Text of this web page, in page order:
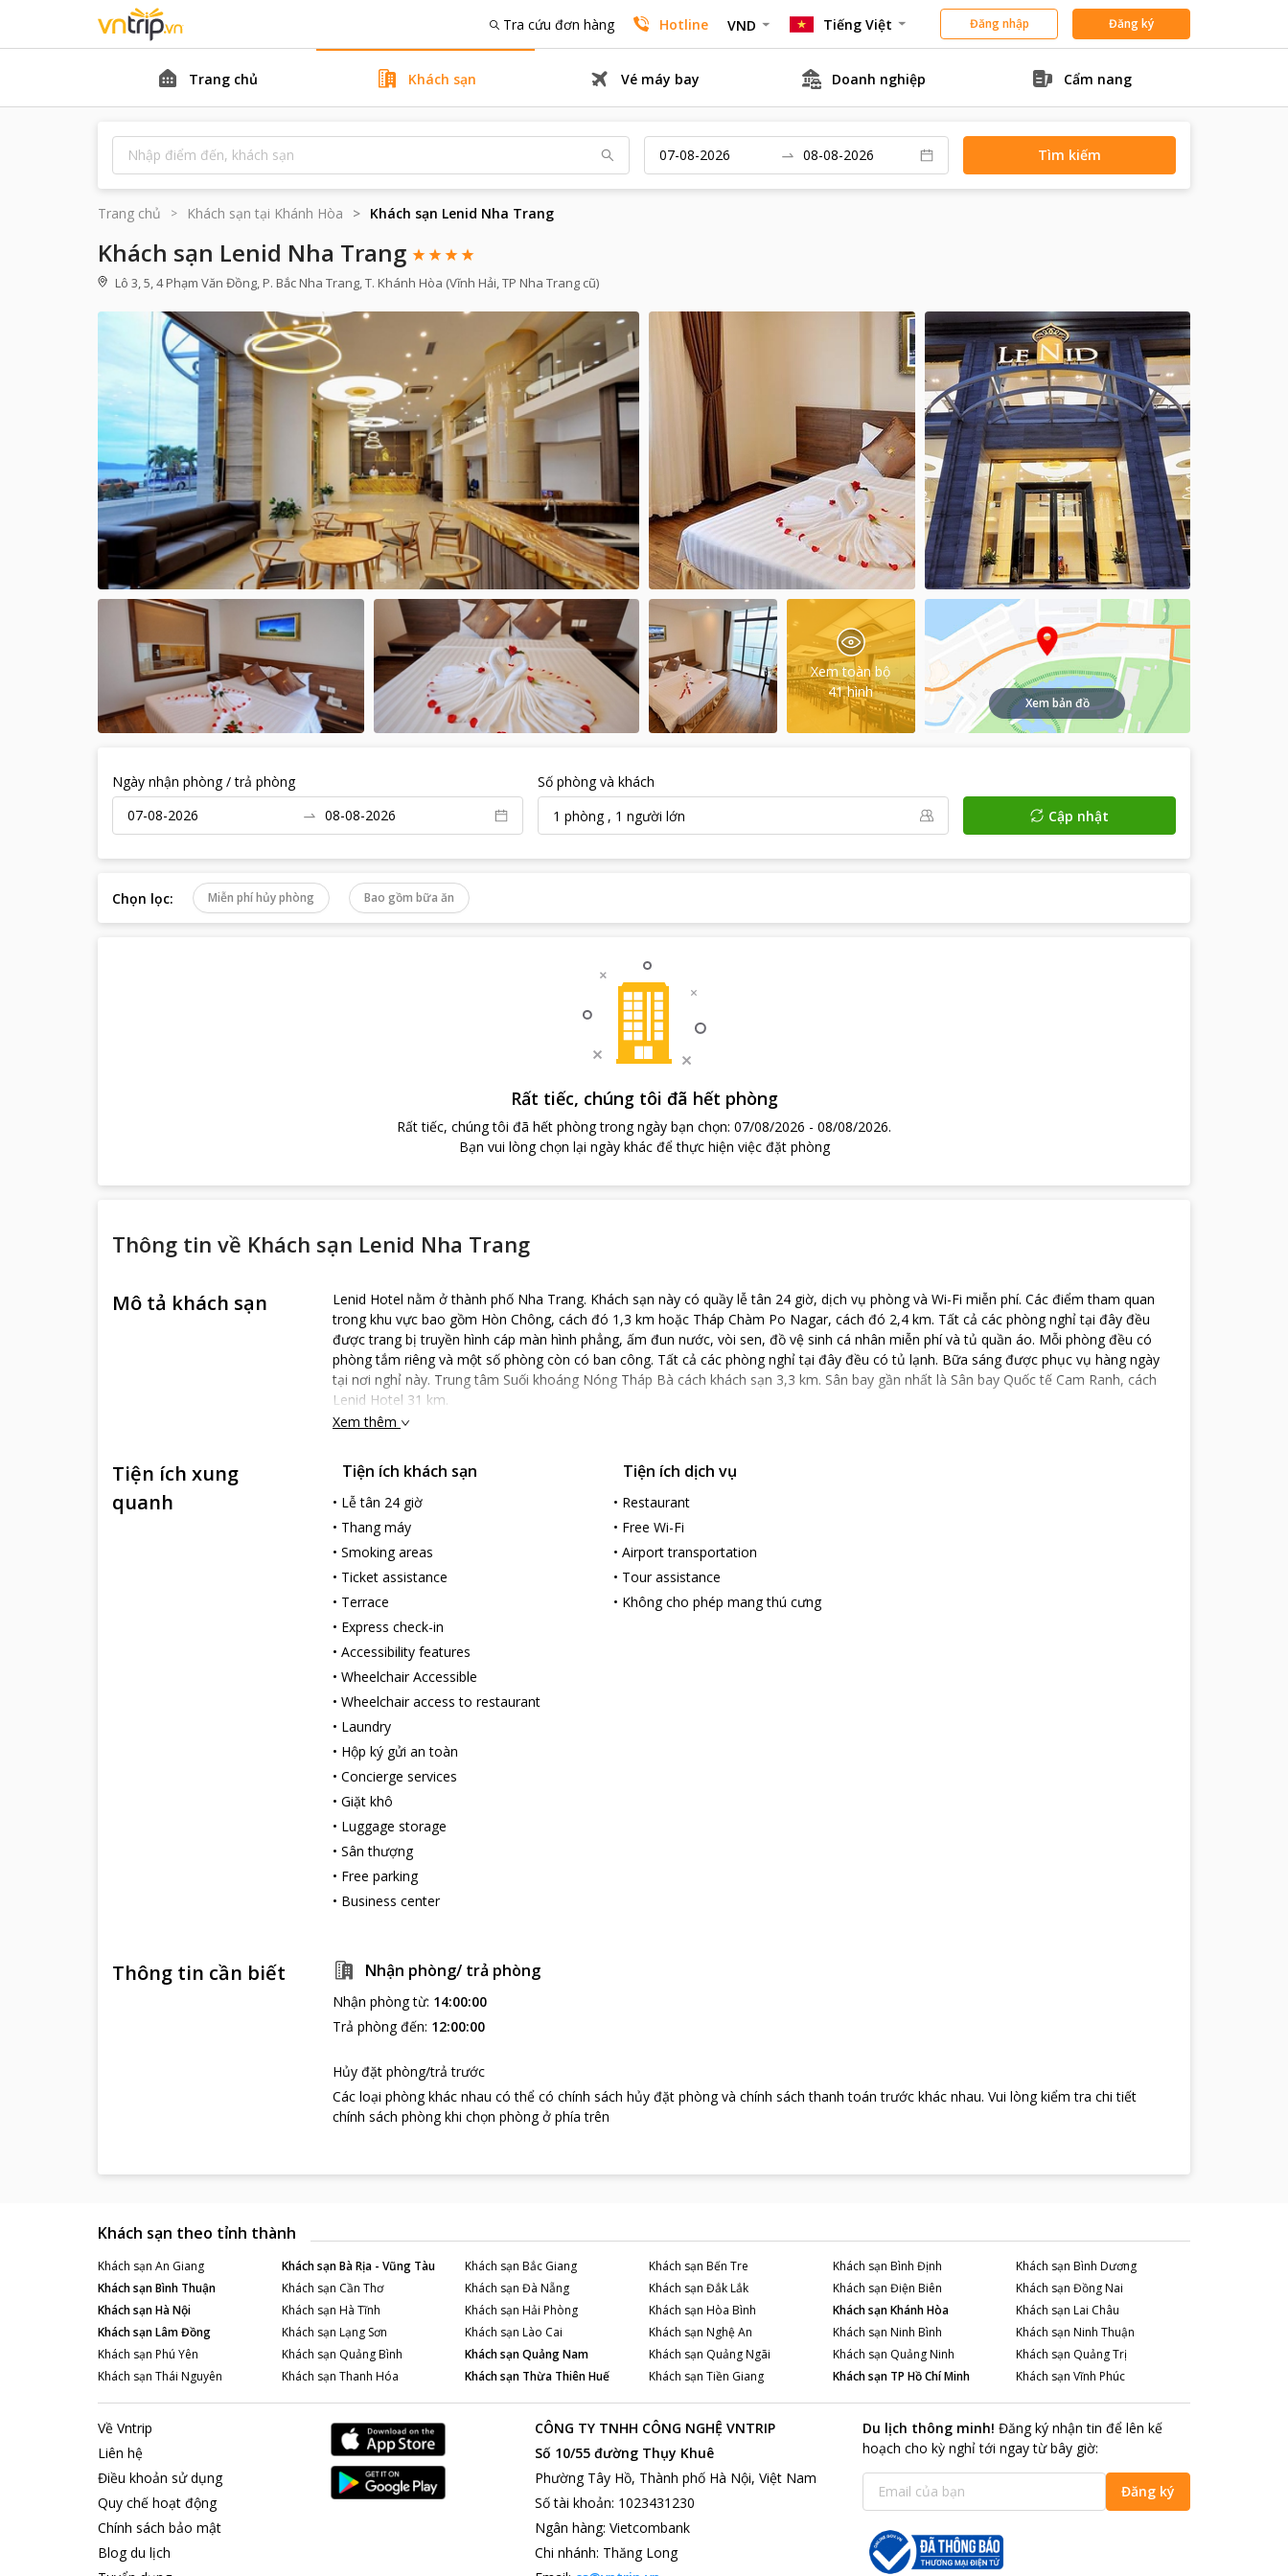
Tra cứu đơn hàng Hotline VND Tiếng Việt Đăng nhập Đăng ký
Trang chủ Khách sạn Vé máy bay Doanh nghiệp Cẩm nang
Tìm kiếm
Trang chủ Khách sạn tại Khánh Hòa Khách sạn Lenid Nha Trang
Khách sạn Lenid Nha Trang
Lô 3, 5, 4 Phạm Văn Đồng, P. Bắc Nha Trang, T. Khánh Hòa (Vĩnh Hải, TP Nha Trang cũ)
Xem toàn bộ
41 hình
Xem bản đồ
Ngày nhận phòng / trả phòng
Số phòng và khách
1 phòng, 1 người lớn Cập nhật
Chọn lọc: Miễn phí hủy phòng Bao gồm bữa ăn
Rất tiếc, chúng tôi đã hết phòng
Rất tiếc, chúng tôi đã hết phòng trong ngày bạn chọn: 07/08/2026 - 08/08/2026.
Bạn vui lòng chọn lại ngày khác để thực hiện việc đặt phòng
Thông tin về Khách sạn Lenid Nha Trang
Mô tả khách sạn
Lenid Hotel nằm ở thành phố Nha Trang. Khách sạn này có quầy lễ tân 24 giờ, dịch vụ phòng và Wi-Fi miễn phí. Các điểm tham quan
trong khu vực bao gồm Hòn Chông, cách đó 1,3 km hoặc Tháp Chàm Po Nagar, cách đó 2,4 km. Tất cả các phòng nghỉ tại đây đều
được trang bị truyền hình cáp màn hình phẳng, ấm đun nước, vòi sen, đồ vệ sinh cá nhân miễn phí và tủ quần áo. Mỗi phòng đều có
phòng tắm riêng và một số phòng còn có ban công. Tất cả các phòng nghỉ tại đây đều có tủ lạnh. Bữa sáng được phục vụ hàng ngày
tại nơi nghỉ này. Trung tâm Suối khoáng Nóng Tháp Bà cách khách sạn 3,3 km. Sân bay gần nhất là Sân bay Quốc tế Cam Ranh, cách
Lenid Hotel 31 km.
Xem thêm
Tiện ích xung
quanh
Tiện ích khách sạn
• Lễ tân 24 giờ
• Thang máy
• Smoking areas
• Ticket assistance
• Terrace
• Express check-in
• Accessibility features
• Wheelchair Accessible
• Wheelchair access to restaurant
• Laundry
• Hộp ký gửi an toàn
• Concierge services
• Giặt khô
• Luggage storage
• Sân thượng
• Free parking
• Business center
Tiện ích dịch vụ
• Restaurant
• Free Wi-Fi
•Airport transportation
• Tour assistance
• Không cho phép mang thú cưng
Thông tin cần biết Nhận phòng/ trả phòng
Nhận phòng từ: 14:00:00
Trả phòng đến: 12:00:00
Hủy đặt phòng/trả trước
Các loại phòng khác nhau có thể có chính sách hủy đặt phòng và chính sách thanh toán trước khác nhau. Vui lòng kiểm tra chi tiết
chính sách phòng khi chọn phòng ở phía trên
Khách sạn theo tỉnh thành
Khách sạn An Giang Khách sạnBà Rịa - Vũng Tàu Khách sạn Bắc Giang Khách sạn Bến Tre Khách sạn Bình Định Khách sạn Bình Dương
Khách sạnBình Thuận Khách sạn Cần Thơ Khách sạn Đà Nẵng Khách sạn Đắk Lắk Khách sạn Điện Biên Khách sạn Đồng Nai
Khách sạnHà Nội Khách sạn Hà Tĩnh Khách sạn Hải Phòng Khách sạn Hòa Bình Khách sạnKhánh Hòa Khách sạn Lai Châu
Khách sạnLâm Đồng Khách sạn Lạng Sơn Khách sạn Lào Cai Khách sạn Nghệ An Khách sạn Ninh Bình Khách sạn Ninh Thuận
Khách sạn Phú Yên Khách sạn Quảng Bình Khách sạnQuảng Nam Khách sạn Quảng Ngãi Khách sạn Quảng Ninh Khách sạn Quảng Trị
Khách sạn Thái Nguyên Khách sạn Thanh Hóa Khách sạn Thừa Thiên Huế Khách sạn Tiền Giang Khách sạn TP Hồ Chí Minh Khách sạn Vĩnh Phúc
Về Vntrip
Liên hệ
Điều khoản sử dụng
Quy chế hoạt động
Chính sách bảo mật
Blog du lịch
CÔNG TY TNHH CÔNG NGHỆ VNTRIP
Số 10/55 đường Thụy Khuê
Phường Tây Hồ, Thành phố Hà Nội, Việt Nam
Số tài khoản: 1023431230
Ngân hàng: Vietcombank
Chi nhánh: Thăng Long
Du lịch thông minh! Đăng ký nhận tin để lên kế
hoạch cho kỳ nghỉ tới ngay từ bây giờ:
Đăng ký